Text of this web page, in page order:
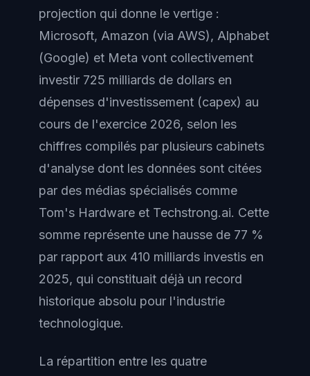
projection qui donne le vertige :
Microsoft, Amazon (via AWS), Alphabet
(Google) et Meta vont collectivement
investir 725 milliards de dollars en
dépenses d'investissement (capex) au
cours de l'exercice 2026, selon les
chiffres compilés par plusieurs cabinets
d'analyse dont les données sont citées
par des médias spécialisés comme
Tom's Hardware et Techstrong.ai. Cette
somme représente une hausse de 77 %
par rapport aux 410 milliards investis en
2025, qui constituait déjà un record
historique absolu pour l'industrie
technologique.
La répartition entre les quatre